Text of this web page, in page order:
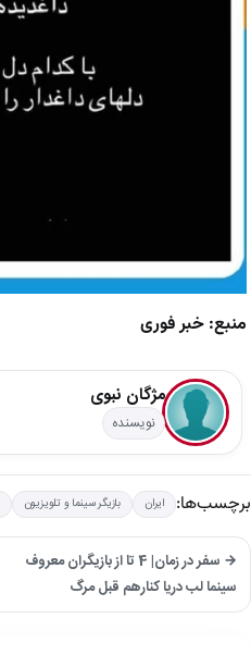
منبع: خبر فوری
مژگان نبوی
نویسنده
برچسب‌ها: ایران بازیگر سینما و تلویزیون
→ سفر در زمان| 4 تا از بازیگران معروف
سینما لب دریا کنارهم قبل مرگ